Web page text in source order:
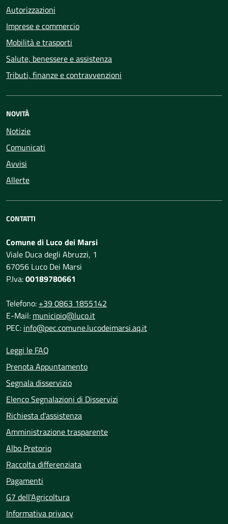
Autorizzazioni
Imprese e commercio
Mobilità e trasporti
Salute, benessere e assistenza
Tributi, finanze e contravvenzioni
NOVITÀ
Notizie
Comunicati
Avvisi
Allerte
CONTATTI
Comune di Luco dei Marsi
Viale Duca degli Abruzzi, 1
67056 Luco Dei Marsi
P.Iva:00189780661
Telefono: +39 0863 1855142
E-Mail: municipio@luco.it
PEC: info@pec.comune.lucodeimarsi.aq.it
Leggi le FAQ
Prenota Appuntamento
Segnala disservizio
Elenco Segnalazioni di Disservizi
Richiesta d'assistenza
Amministrazione trasparente
Albo Pretorio
Raccolta differenziata
Pagamenti
G7 dell'Agricoltura
Informativa privacy